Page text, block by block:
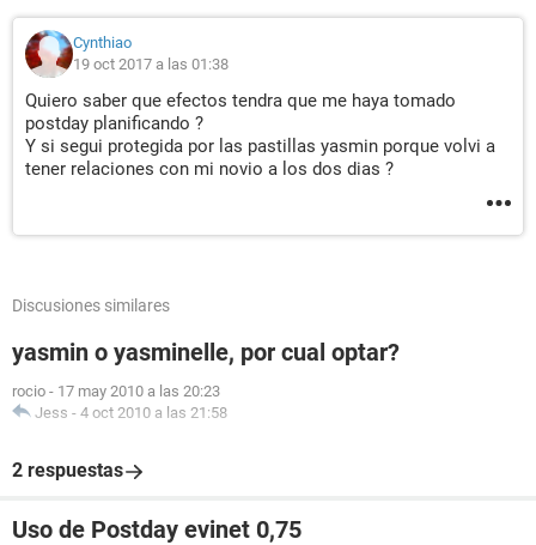
Cynthiao
19 oct 2017 a las 01:38
Quiero saber que efectos tendra que me haya tomado
postday planificando ?
Y si segui protegida por las pastillas yasmin porque volvi a
tener relaciones con mi novio a los dos dias ?
Discusiones similares
yasmin o yasminelle, por cual optar?
rocio - 17 may 2010 a las 20:23
Jess - 4 oct 2010 a las 21:58
2 respuestas
Uso de Postday evinet 0,75